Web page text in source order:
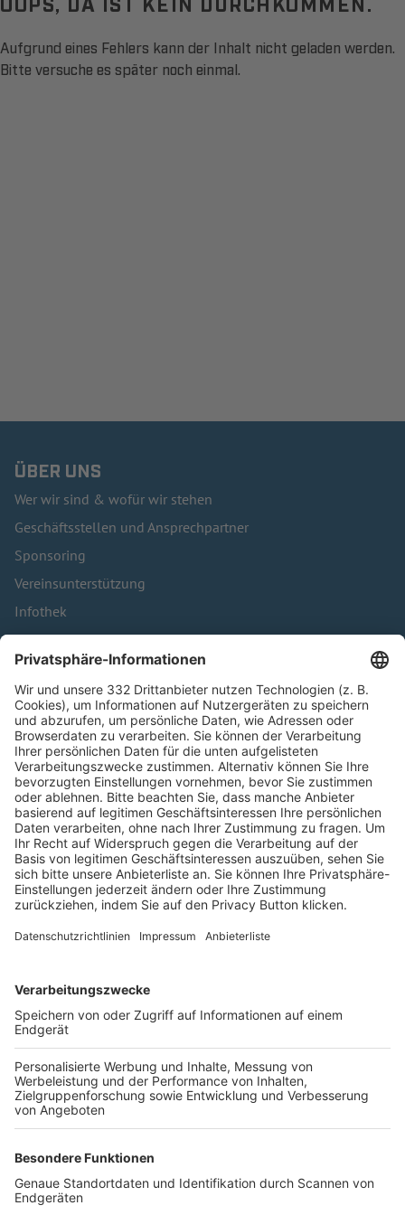
Aufgrund eines Fehlers kann der Inhalt nicht geladen werden.
Bitte versuche es später noch einmal.
ÜBER UNS
Wer wir sind & wofür wir stehen
Geschäftsstellen und Ansprechpartner
Sponsoring
Vereinsunterstützung
Infothek
Kontakt
HÄUFIG BESUCHTE SEITEN
Pässe und Vereinswechsel
Trainerausbildung
Schulungsangebot Vereinsmitarbeiter
BFV-Geschäftsstellen
Trainerbörse
Login SpielPlus
FOLGE DEM BFV
TOP-VEREINE
TOP-PARTNER